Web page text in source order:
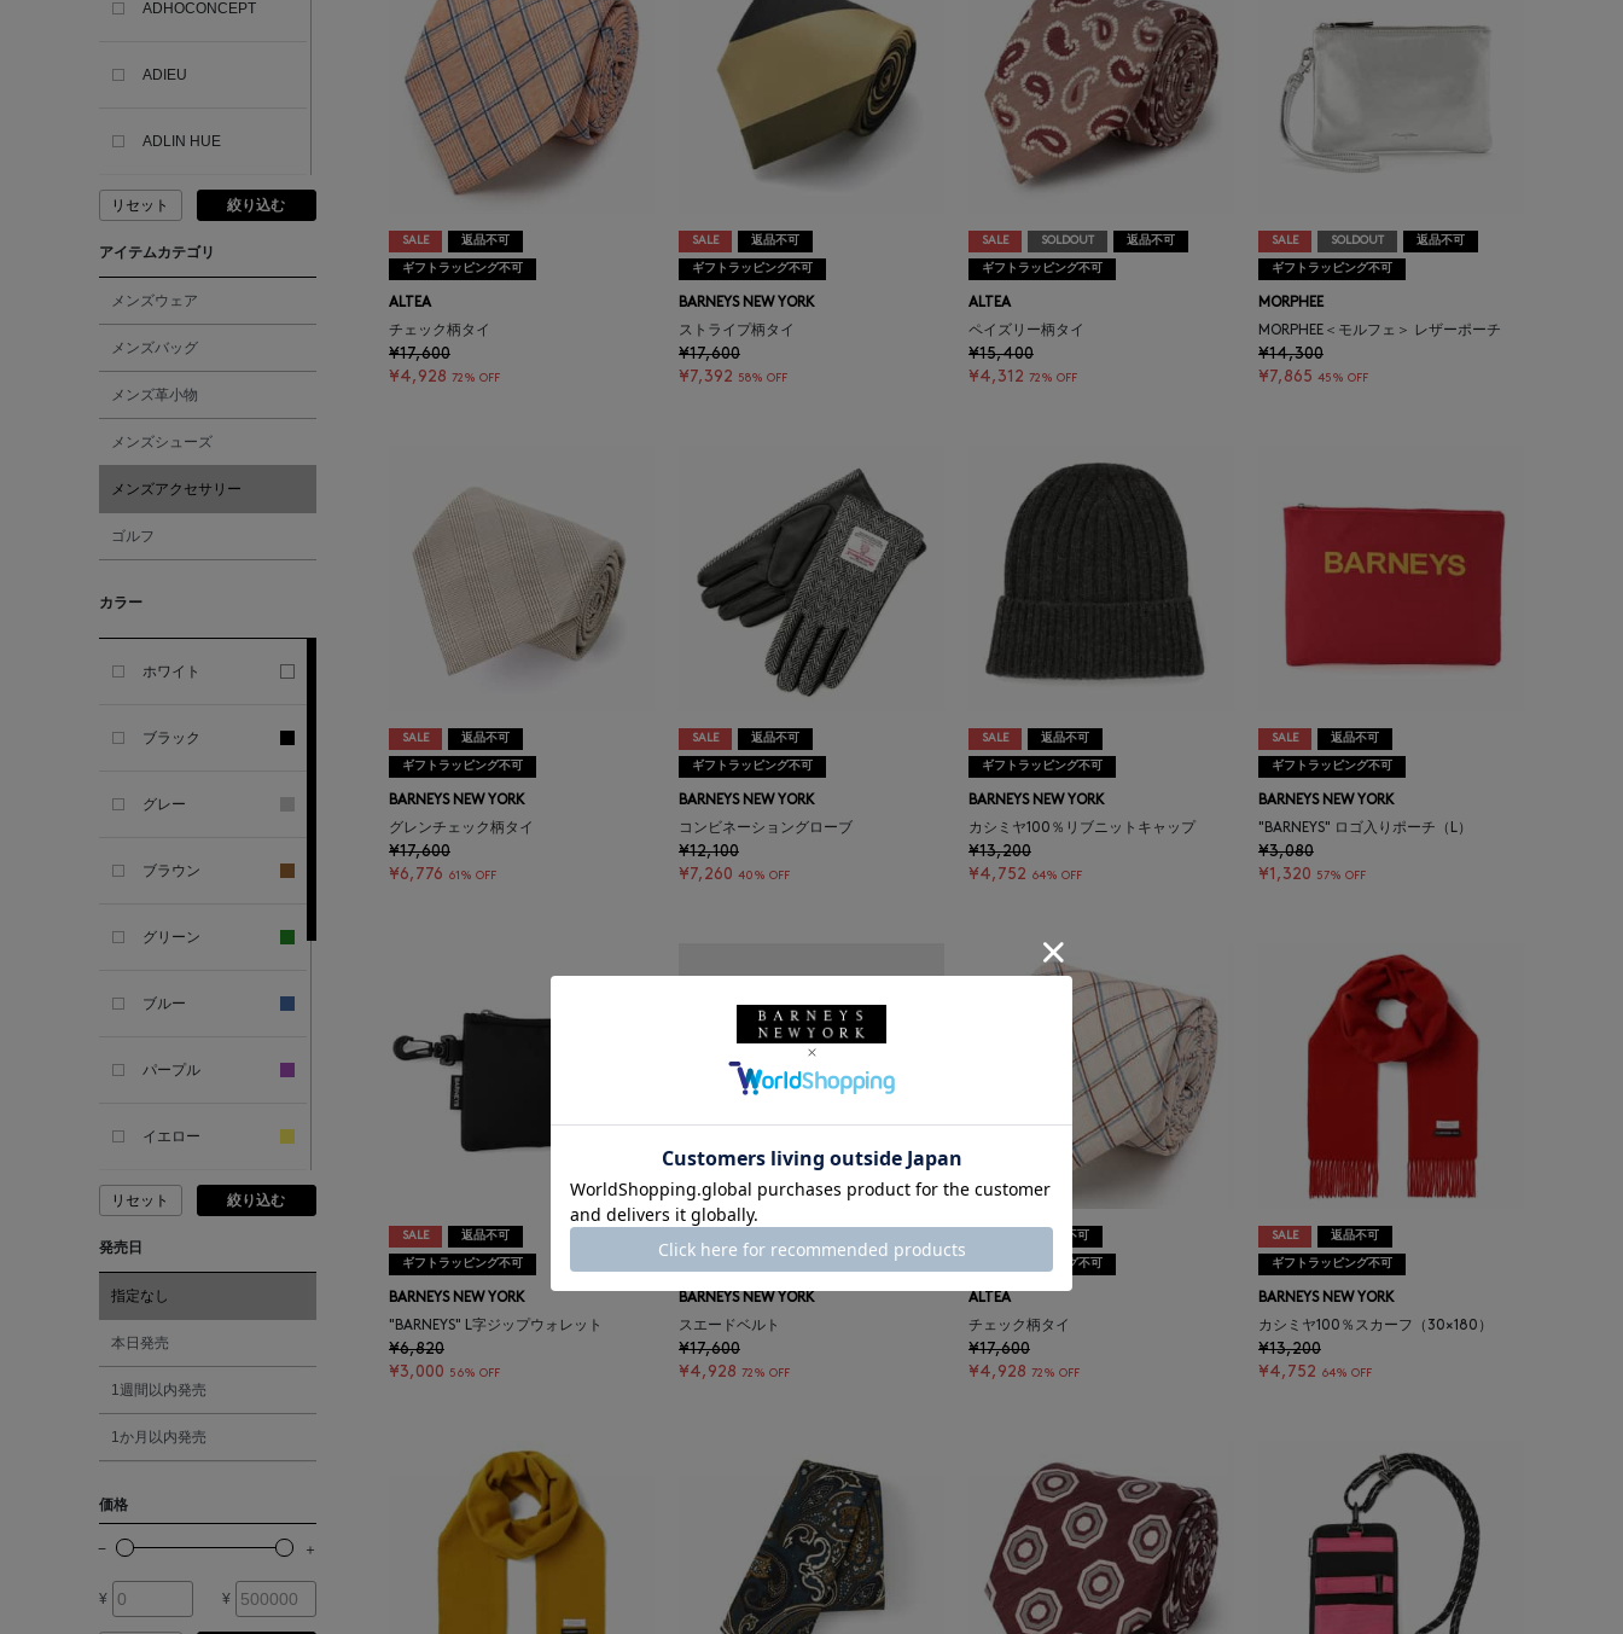
ADHOCONCEPT
ADIEU
ADLIN HUE
ADVISORY BOARD
AESOP
ALBERT THURSTON
ALESSANDRO
SANDAL
ANDERSONS
ANTIPAST
ANYA HINDMARCH
ARCS LONDON
ARIANNA
ASAUCE MELER
リセット 絞り込む
アイテムカテゴリ
メンズウェア
メンズバッグ
メンズ革小物
メンズシューズ
メンズアクセサリー
ゴルフ
カラー
ホワイト
ブラック
グレー
ブラウン
グリーン
ブルー
パープル
イエロー
ピンク
レッド
オレンジ
シルバー
リセット 絞り込む
発売日
指定なし
本日発売
1週間以内発売
1か月以内発売
価格
¥ ¥
SALE 返品不可
ギフトラッピング不可
ALTEA
チェック柄タイ
¥17,600
¥4,928 72% OFF
SALE 返品不可
ギフトラッピング不可
BARNEYS NEW YORK
ストライプ柄タイ
¥17,600
¥7,392 58% OFF
SALE SOLDOUT 返品不可
ギフトラッピング不可
ALTEA
ペイズリー柄タイ
¥15,400
¥4,312 72% OFF
SALE SOLDOUT 返品不可
ギフトラッピング不可
MORPHEE
MORPHEE＜モルフェ＞ レザーポーチ
¥14,300
¥7,865 45% OFF
SALE 返品不可
ギフトラッピング不可
BARNEYS NEW YORK
グレンチェック柄タイ
¥17,600
¥6,776 61% OFF
SALE 返品不可
ギフトラッピング不可
BARNEYS NEW YORK
コンビネーショングローブ
¥12,100
¥7,260 40% OFF
SALE 返品不可
ギフトラッピング不可
BARNEYS NEW YORK
カシミヤ100％リブニットキャップ
¥13,200
¥4,752 64% OFF
SALE 返品不可
ギフトラッピング不可
BARNEYS NEW YORK
"BARNEYS" ロゴ入りポーチ（L）
¥3,080
¥1,320 57% OFF
SALE 返品不可
ギフトラッピング不可
BARNEYS NEW YORK
"BARNEYS" L字ジップウォレット
¥6,820
¥3,000 56% OFF
BARNEYS NEW YORK
スエードベルト
¥17,600
¥4,928 72% OFF
返品不可
ギフトラッピング不可
ALTEA
チェック柄タイ
¥17,600
¥4,928 72% OFF
SALE 返品不可
ギフトラッピング不可
BARNEYS NEW YORK
カシミヤ100％スカーフ（30×180）
¥13,200
¥4,752 64% OFF